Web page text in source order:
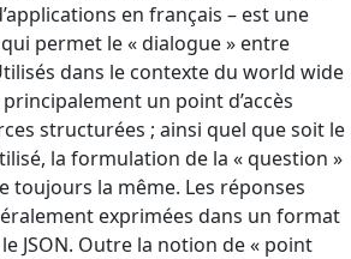
en français – est une
permet le « dialogue » entre
dans le contexte du world wide
un point d’accès
structurées ; ainsi quel que soit le
la formulation de la « question »
toujours la même. Les réponses
exprimées dans un format
JSON. Outre la notion de « point